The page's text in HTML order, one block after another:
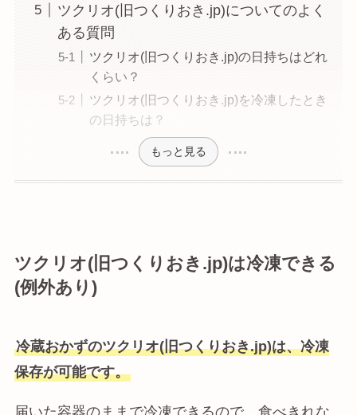
ツクリオ(旧つくりおき.jp)についてのよく
ある質問
ツクリオ(旧つくりおき.jp)の日持ちはどれ
くらい？
ツクリオ(旧つくりおき.jp)を冷凍したとき
の日持ちは？
もっと見る
ツクリオ(旧つくりおき.jp)は冷凍できる
(例外あり)
冷蔵おかずのツクリオ(旧つくりおき.jp)は、冷凍
保存が可能です。